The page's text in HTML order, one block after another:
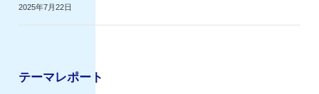
2025年7月22日
テーマレポート